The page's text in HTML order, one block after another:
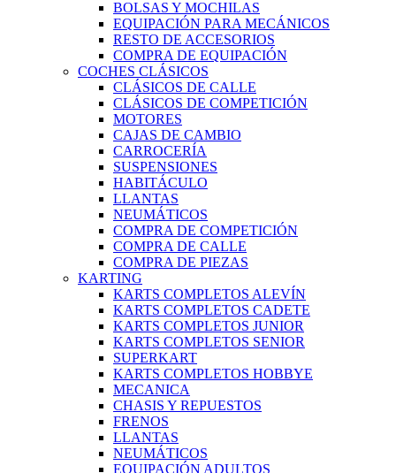
BOLSAS Y MOCHILAS
EQUIPACIÓN PARA MECÁNICOS
RESTO DE ACCESORIOS
COMPRA DE EQUIPACIÓN
COCHES CLÁSICOS
CLÁSICOS DE CALLE
CLÁSICOS DE COMPETICIÓN
MOTORES
CAJAS DE CAMBIO
CARROCERÍA
SUSPENSIONES
HABITÁCULO
LLANTAS
NEUMÁTICOS
COMPRA DE COMPETICIÓN
COMPRA DE CALLE
COMPRA DE PIEZAS
KARTING
KARTS COMPLETOS ALEVÍN
KARTS COMPLETOS CADETE
KARTS COMPLETOS JUNIOR
KARTS COMPLETOS SENIOR
SUPERKART
KARTS COMPLETOS HOBBYE
MECANICA
CHASIS Y REPUESTOS
FRENOS
LLANTAS
NEUMÁTICOS
EQUIPACIÓN ADULTOS